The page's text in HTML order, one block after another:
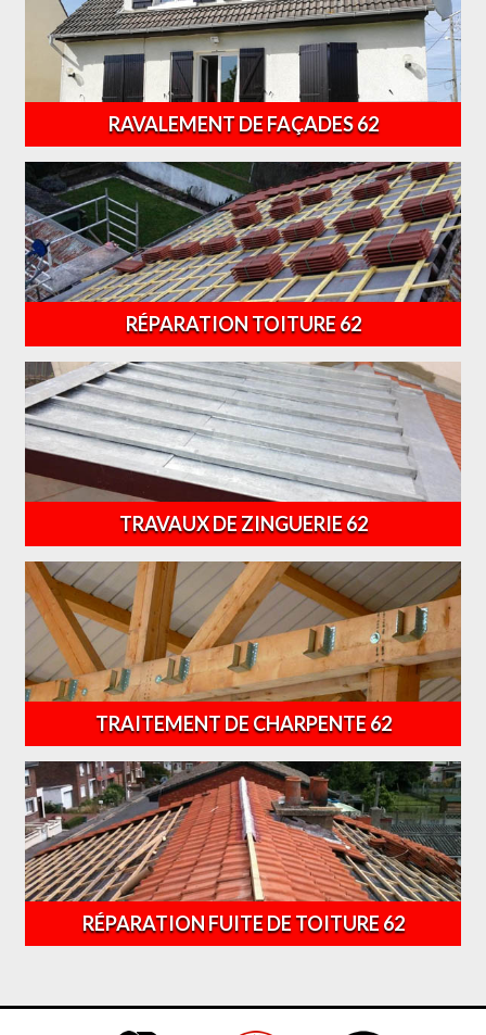
RAVALEMENT DE FAÇADES 62
RÉPARATION TOITURE 62
TRAVAUX DE ZINGUERIE 62
TRAITEMENT DE CHARPENTE 62
RÉPARATION FUITE DE TOITURE 62